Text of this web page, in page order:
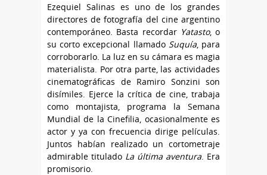
Ezequiel Salinas es uno de los grandes
directores de fotografía del cine argentino
contemporáneo. Basta recordar Yatasto, o
su corto excepcional llamado Suquía, para
corroborarlo. La luz en su cámara es magia
materialista. Por otra parte, las actividades
cinematográficas de Ramiro Sonzini son
disímiles. Ejerce la crítica de cine, trabaja
como montajista, programa la Semana
Mundial de la Cinefilia, ocasionalmente es
actor y ya con frecuencia dirige películas.
Juntos habían realizado un cortometraje
admirable titulado La última aventura . Era
promisorio.